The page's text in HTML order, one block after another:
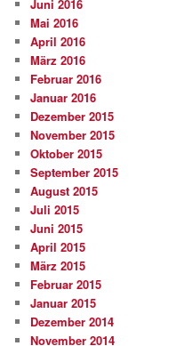
Juni 2016
Mai 2016
April 2016
März 2016
Februar 2016
Januar 2016
Dezember 2015
November 2015
Oktober 2015
September 2015
August 2015
Juli 2015
Juni 2015
April 2015
März 2015
Februar 2015
Januar 2015
Dezember 2014
November 2014